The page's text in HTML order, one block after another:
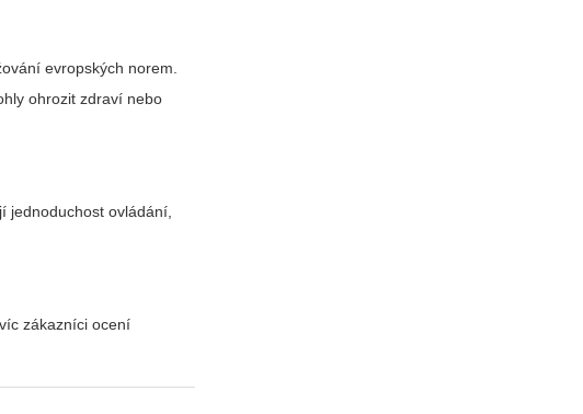
evropských norem.
ohrozit zdraví nebo
jednoduchost ovládání,
zákazníci ocení